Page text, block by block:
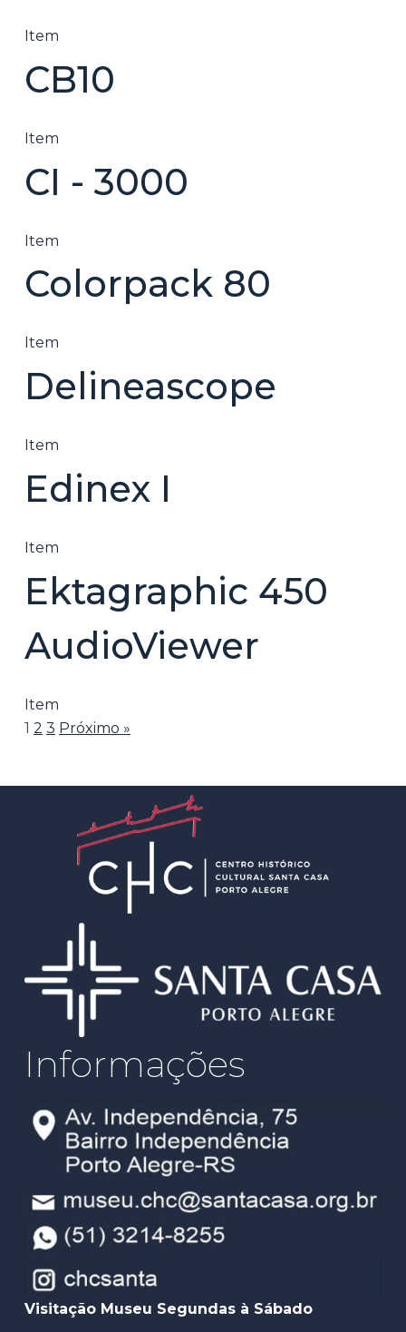
Item
CB10
Item
CI - 3000
Item
Colorpack 80
Item
Delineascope
Item
Edinex I
Item
Ektagraphic 450
AudioViewer
Item
1 2 3 Próximo »
Informações
Visitação Museu Segundas à Sábado